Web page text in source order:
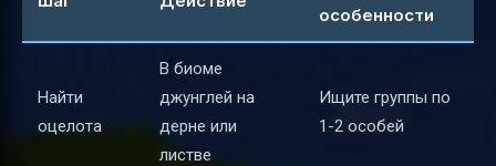
особенности
Найти
оцелота
В биоме
джунглей на
дерне или
листве
Ищите группы по
1-2 особей